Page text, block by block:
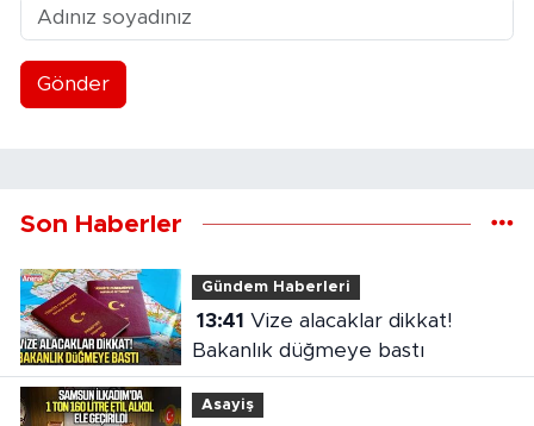
Gönder
Son Haberler
Gündem Haberleri
13:41
Bakanlık düğmeye bastı
Asayiş